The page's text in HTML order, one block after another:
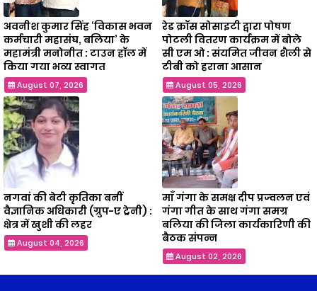
अवनीश कुमार सिंह ‘विकास भवन
कर्मचारी महासंघ, बलिया’ के
महामंत्री मनोनीत : टाउन हॉल में
किया गया भव्य स्वागत
August 07, 2026
रेड क्रॉस सोसाइटी द्वारा पोषण
पोटली वितरण कार्यक्रम में बोले
सी एम ओ : संयमित जीवन शैली से
टीबी को हराना आसान
August 05, 2026
नगवां की बेटी कृतिका बनीं
वैज्ञानिक अधिकारी (ग्रुप-ए ट्रेनी) :
क्षेत्र में खुशी की लहर
August 04, 2026
माँ गंगा के समक्ष दीप प्रज्वलन एवं
गंगा गीत के साथ गंगा समग्र
बलिया की जिला कार्यकारिणी की
बैठक संपन्न
August 02, 2026